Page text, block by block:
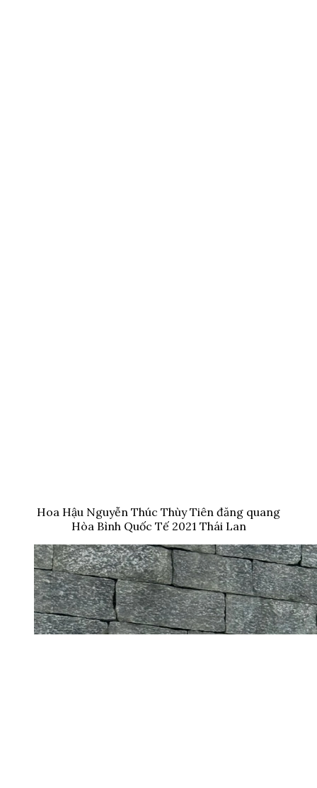
Hoa Hậu Nguyễn Thúc Thùy Tiên đăng quang
Hòa Bình Quốc Tế 2021 Thái Lan